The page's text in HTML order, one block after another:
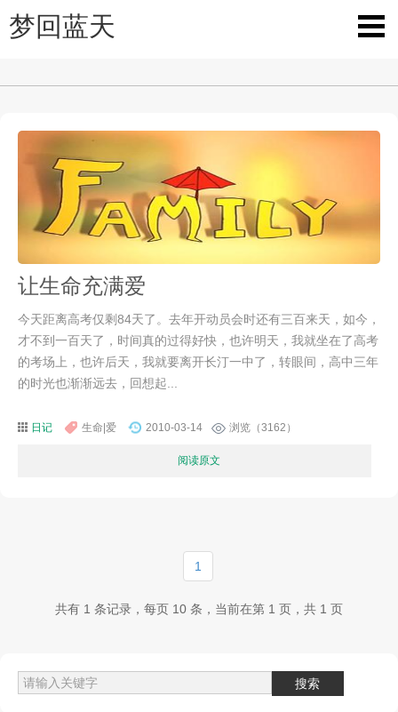
梦回蓝天
让生命充满爱
今天距离高考仅剩84天了。去年开动员会时还有三百来天，如今，
才不到一百天了，时间真的过得好快，也许明天，我就坐在了高考
的考场上，也许后天，我就要离开长汀一中了，转眼间，高中三年
的时光也渐渐远去，回想起...
日记 生命|爱 2010-03-14 浏览（3162）
阅读原文
1
共有 1 条记录，每页 10 条，当前在第 1 页，共 1 页